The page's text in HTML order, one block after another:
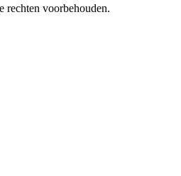
rechten voorbehouden.